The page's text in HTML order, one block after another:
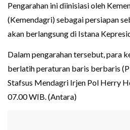
Pengarahan ini diinisiasi oleh
(Kemendagri) sebagai persiapan
akan berlangsung di Istana
Dalam pengarahan tersebut, para
berlatih peraturan baris berbaris
Stafsus Mendagri Irjen Pol Herry
07.00 WIB. (Antara)